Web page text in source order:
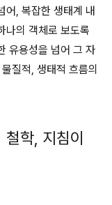
어, 복잡한 생태계 내
나의 객체로 보도록
유용성을 넘어 그 자
질적, 생태적 흐름의
학, 지침이